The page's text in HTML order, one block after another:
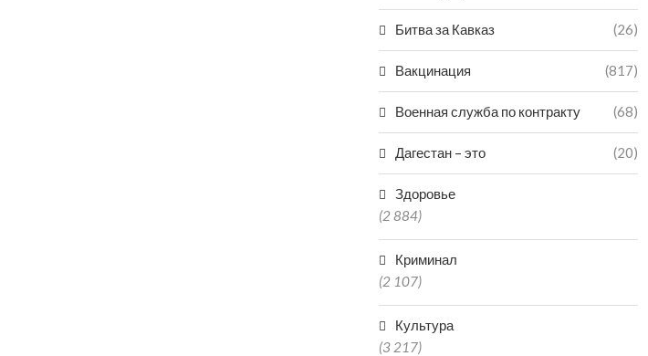
Битва за Кавказ (26)
Вакцинация (817)
Военная служба по контракту (68)
Дагестан – это (20)
Здоровье
(2 884)
Криминал
(2 107)
Культура
(3 217)